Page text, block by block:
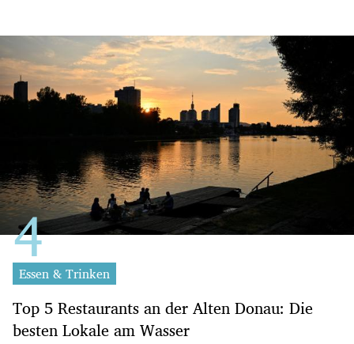
Essen & Trinken
Top 5 Restaurants an der Alten Donau: Die
besten Lokale am Wasser